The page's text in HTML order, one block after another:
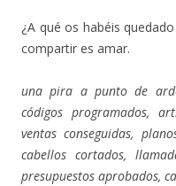
¿A qué os habéis
compartir es amar.
una pira a punto de
códigos programados,
ventas conseguidas,
cabellos cortados,
presupuestos aprobados,